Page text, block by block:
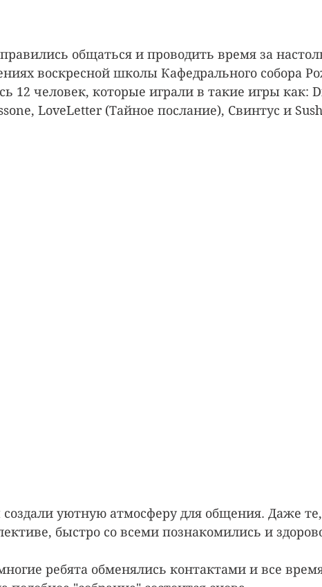
общаться и проводить время за
воскресной школы Кафедрального собора
12 человек, которые играли в такие игры как:
LoveLetter (Тайное послание), Свинтус и
уютную атмосферу для общения. Даже
быстро со всеми познакомились и
ребята обменялись контактами и все